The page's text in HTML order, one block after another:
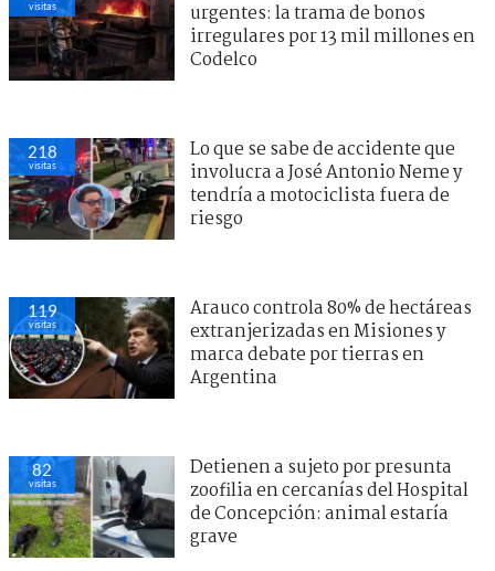
visitas
urgentes: la trama de bonos
irregulares por 13 mil millones en
Codelco
218
visitas
Lo que se sabe de accidente que
involucra a José Antonio Neme y
tendría a motociclista fuera de
riesgo
119
visitas
Arauco controla 80% de hectáreas
extranjerizadas en Misiones y
marca debate por tierras en
Argentina
82
visitas
Detienen a sujeto por presunta
zoofilia en cercanías del Hospital
de Concepción: animal estaría
grave